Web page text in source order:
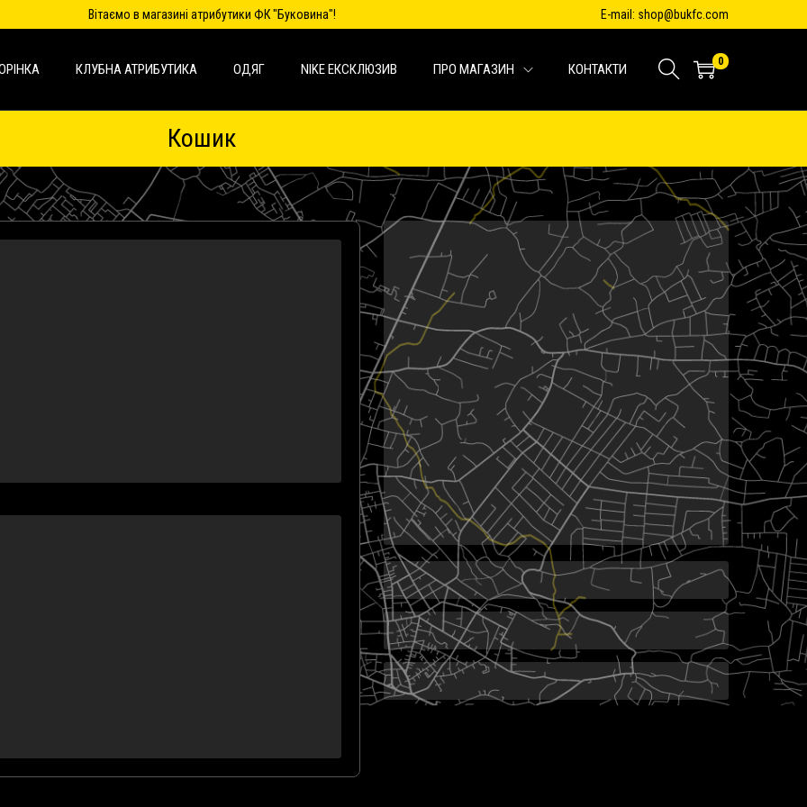
Вітаємо в магазині атрибутики ФК "Буковина"! E-mail: shop@bukfc.com
КЛУБНА АТРИБУТИКА ОДЯГ NIKE ЕКСКЛЮЗИВ ПРО МАГАЗИН КОНТАКТИ 0
Кошик